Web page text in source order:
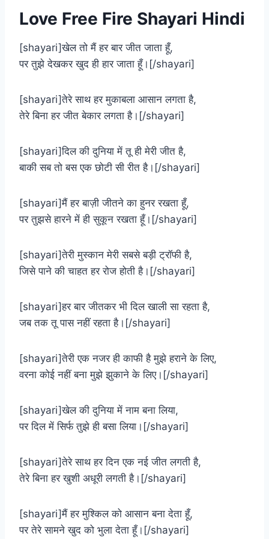
Love Free Fire Shayari Hindi
[shayari]खेल तो मैं हर बार जीत जाता हूँ,
पर तुझे देखकर खुद ही हार जाता हूँ।[/shayari]
[shayari]तेरे साथ हर मुकाबला आसान लगता है,
तेरे बिना हर जीत बेकार लगता है।[/shayari]
[shayari]दिल की दुनिया में तू ही मेरी जीत है,
बाकी सब तो बस एक छोटी सी रीत है।[/shayari]
[shayari]मैं हर बाज़ी जीतने का हुनर रखता हूँ,
पर तुझसे हारने में ही सुकून रखता हूँ।[/shayari]
[shayari]तेरी मुस्कान मेरी सबसे बड़ी ट्रॉफी है,
जिसे पाने की चाहत हर रोज होती है।[/shayari]
[shayari]हर बार जीतकर भी दिल खाली सा रहता है,
जब तक तू पास नहीं रहता है।[/shayari]
[shayari]तेरी एक नजर ही काफी है मुझे हराने के लिए,
वरना कोई नहीं बना मुझे झुकाने के लिए।[/shayari]
[shayari]खेल की दुनिया में नाम बना लिया,
पर दिल में सिर्फ तुझे ही बसा लिया।[/shayari]
[shayari]तेरे साथ हर दिन एक नई जीत लगती है,
तेरे बिना हर खुशी अधूरी लगती है।[/shayari]
[shayari]मैं हर मुश्किल को आसान बना देता हूँ,
पर तेरे सामने खुद को भुला देता हूँ।[/shayari]